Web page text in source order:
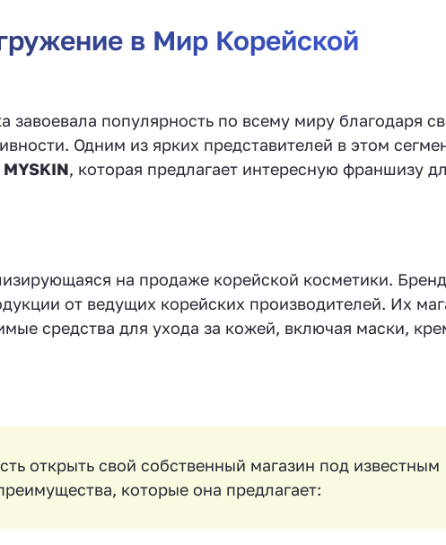
в Мир Корейской
завоевала популярность по всему миру благодаря
Одним из ярких представителей в этом
MYSKIN, которая предлагает интересную франшизу
на продаже корейской косметики. Бренд
от ведущих корейских производителей. Их
средства для ухода за кожей, включая маски,
открыть свой собственный магазин под известным
которые она предлагает: